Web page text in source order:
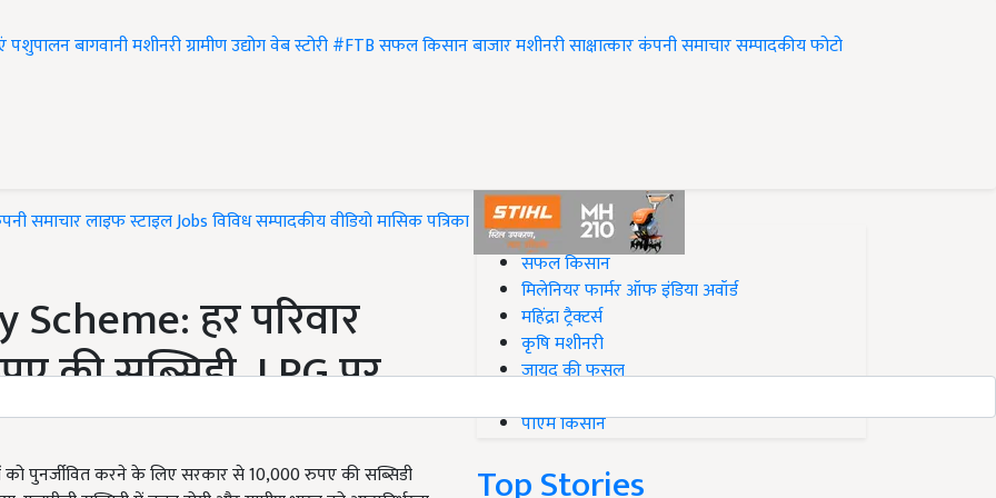
पशुपालनबागवानीमशीनरीग्रामीण उद्योगवेब स्टोरी#FTBसफल किसानबाजारमशीनरीसाक्षात्कारकंपनी समाचारसम्पादकीयफोटो
समाचारलाइफ स्टाइलJobsविविधसम्पादकीयवीडियोमासिक पत्रिका
हर परिवार
की सब्सिडी, LPG पर
को पुनर्जीवित करने के लिए सरकार से 10,000 रुपए की सब्सिडी
#Top on Krishi Jagran
सफल किसान
मिलेनियर फार्मर ऑफ इंडिया अवॉर्ड
महिंद्रा ट्रैक्टर्स
कृषि मशीनरी
जायद की फसल
पीएम किसान
Top Stories